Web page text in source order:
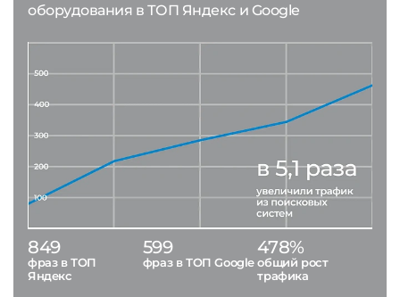
оборудования в ТОП Яндекс и Google
849
фраз в ТОП
Яндекс
599
фраз в ТОП Google
478%
общий рост
трафика